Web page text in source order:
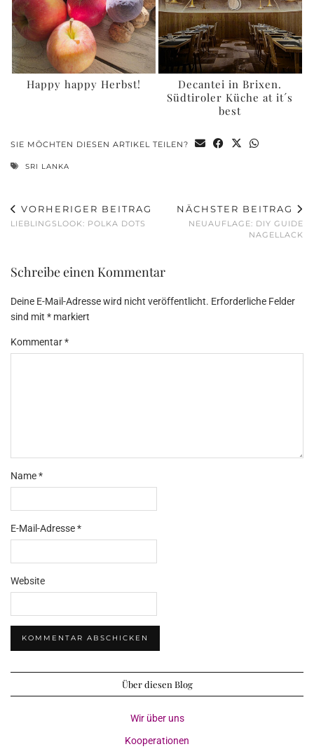
Happy happy Herbst!
Decantei in Brixen.
Südtiroler Küche at it´s
best
SIE MÖCHTEN DIESEN ARTIKEL TEILEN?
SRI LANKA
VORHERIGER BEITRAG
LIEBLINGSLOOK: POLKA DOTS
NÄCHSTER BEITRAG
NEUAUFLAGE: DIY GUIDE
NAGELLACK
Schreibe einen Kommentar
Deine E-Mail-Adresse wird nicht veröffentlicht. Erforderliche Felder
sind mit * markiert
Kommentar*
Name*
E-Mail-Adresse*
Website
Über diesen Blog
Wir über uns
Kooperationen